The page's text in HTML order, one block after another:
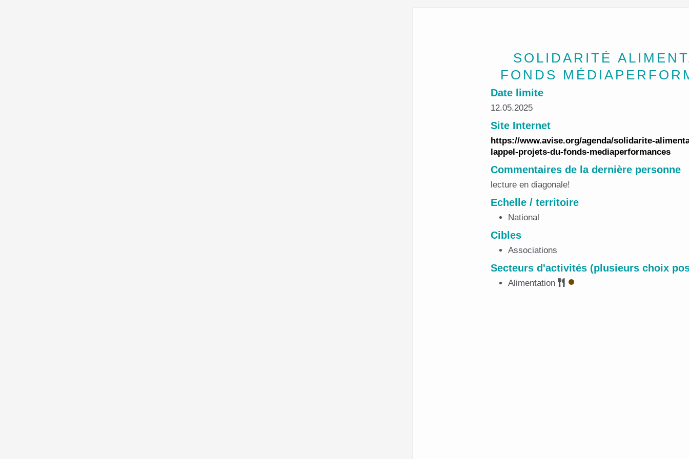
SOLIDARITÉ
FONDS
Date limite
12.05.2025
Site Internet
https://www.avise.org/agenda/solidarite-
lappel-projets-du-fonds-mediaperformances
Commentaires de la dernière personne
lecture en diagonale!
Echelle / territoire
National
Cibles
Associations
Secteurs d'activités (plusieurs choix
Alimentation